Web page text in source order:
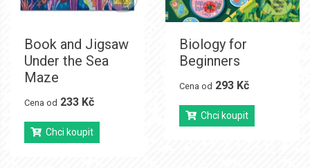
Book and Jigsaw
Under the Sea
Maze
Cena od 233 Kč
Chci koupit
Biology for
Beginners
Cena od 293 Kč
Chci koupit